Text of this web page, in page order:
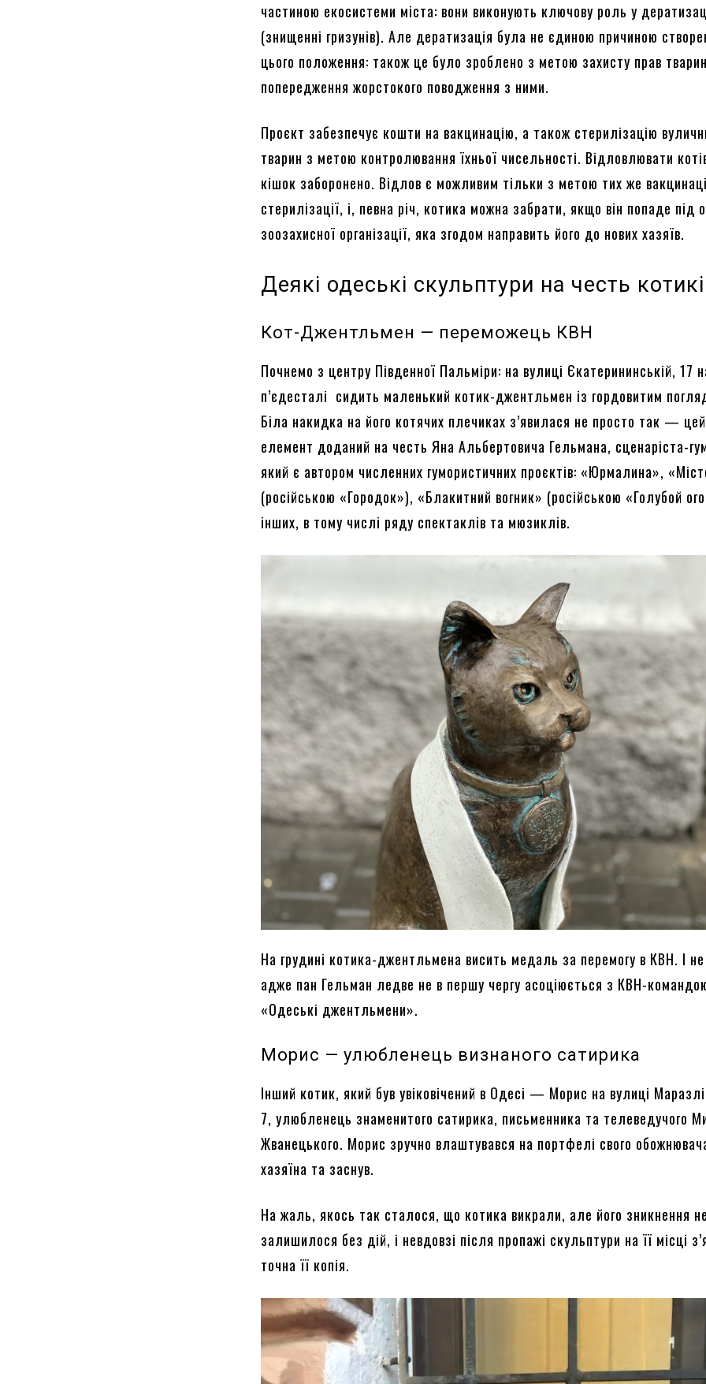
частиною екосистеми міста: вони виконують ключову роль у
(знищенні гризунів). Але дератизація була не єдиною причиною
цього положення: також це було зроблено з метою захисту прав
попередження жорстокого поводження з ними.
Проєкт забезпечує кошти на вакцинацію, а також стерилізацію
тварин з метою контролювання їхньої чисельності. Відловлювати
кішок заборонено. Відлов є можливим тільки з метою тих же
стерилізації, і, певна річ, котика можна забрати, якщо він попаде під
зоозахисної організації, яка згодом направить його до нових хазяїв.
Деякі одеські скульптури на честь
Кот-Джентльмен — переможець КВН
Почнемо з центру Південної Пальміри: на вулиці Єкатерининській, 17
п’єдесталі сидить маленький котик-джентльмен із гордовитим
Біла накидка на його котячих плечиках з’явилася не просто так — цей
елемент доданий на честь Яна Альбертовича Гельмана, сценаріста-
який є автором численних гумористичних проєктів: «Юрмалина»,
(російською «Городок»), «Блакитний вогник» (російською «Голубой
інших, в тому числі ряду спектаклів та мюзиклів.
На грудині котика-джентльмена висить медаль за перемогу в КВН. І
адже пан Гельман ледве не в першу чергу асоціюється з КВН-
«Одеські джентльмени».
Морис — улюбленець визнаного сатирика
Інший котик, який був увіковічений в Одесі — Морис на вулиці
7, улюбленець знаменитого сатирика, письменника та телеведучого
Жванецького. Морис зручно влаштувався на портфелі свого
хазяїна та заснув.
На жаль, якось так сталося, що котика викрали, але його зникнення не
залишилося без дій, і невдовзі після пропажі скульптури на її місці
точна її копія.